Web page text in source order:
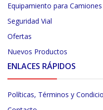
Equipamiento para
Seguridad Vial
Ofertas
Nuevos Productos
ENLACES RÁPIDOS
Políticas, Términos y